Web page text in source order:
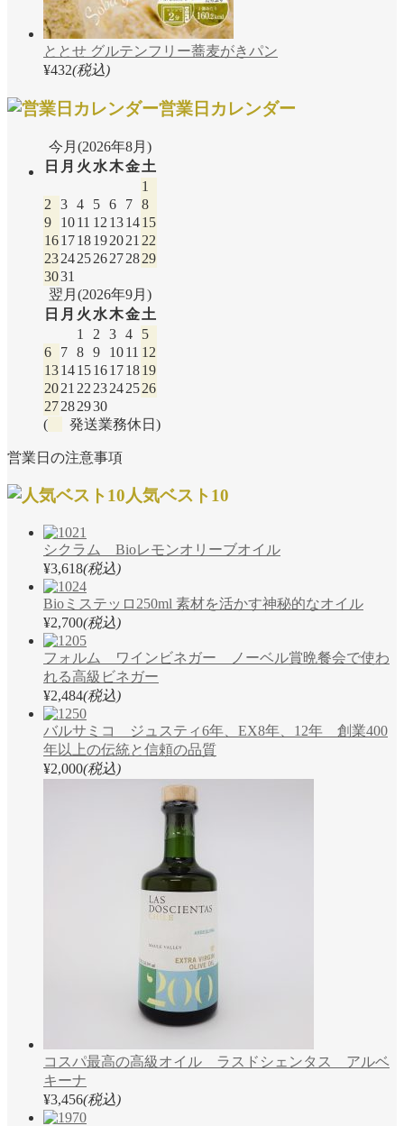
ととせ グルテンフリー蕎麦がきパン
¥432(税込)
営業日カレンダー
今月(2026年8月)
日 月 火 水木金土
1
2
3 4 5 6 7 8
9
1011 12 131415
161718192021 22
23242526272829
3031
翌月(2026年9月)
日 月 火 水木金土
1
2 3 4
5
6
7 8 9 1011 12
13141516171819
2021 22 23242526
27282930
(
発送業務休日)
営業日の注意事項
人気ベスト10
シクラム Bioレモンオリーブオイル
¥3,618(税込)
Bioミステッロ250ml 素材を活かす神秘的なオイル
¥2,700(税込)
フォルム ワインビネガー ノーベル賞晩餐会で使わ
れる高級ビネガー
¥2,484(税込)
バルサミコ ジュスティ6年、EX8年、12年 創業400
年以上の伝統と信頼の品質
¥2,000(税込)
コスパ最高の高級オイル ラスドシェンタス アルベ
キーナ
¥3,456(税込)